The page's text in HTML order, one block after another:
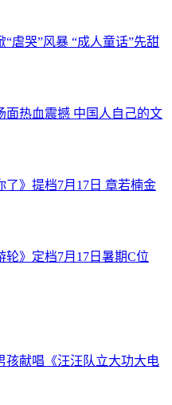
虐哭”风暴 “成人童话”先甜
面热血震撼 中国人自己的文
》提档7月17日 章若楠金
》定档7月17日暑期C位
孩献唱《汪汪队立大功大电